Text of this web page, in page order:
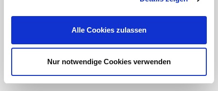
Alle Cookies zulassen
Nur notwendige Cookies verwenden
E-Mail:
Medien